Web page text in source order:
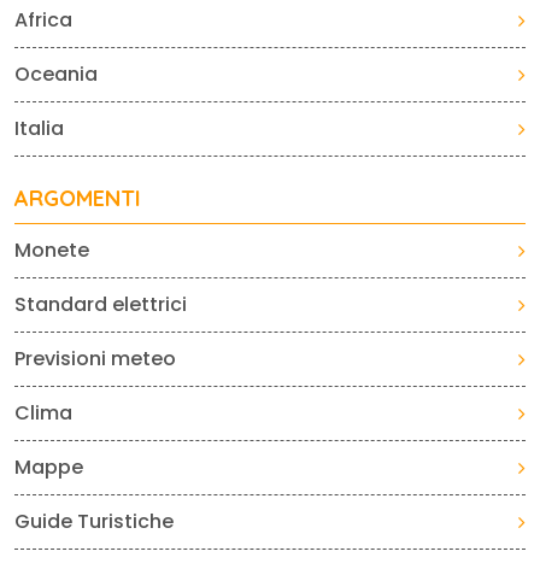
Africa
Oceania
Italia
ARGOMENTI
Monete
Standard elettrici
Previsioni meteo
Clima
Mappe
Guide Turistiche